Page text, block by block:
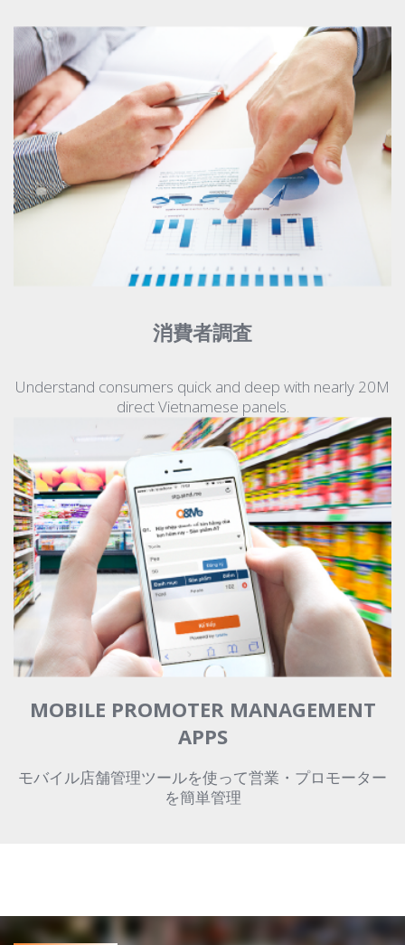
消費者調査
Understand consumers quick and deep with nearly 20M
direct Vietnamese panels.
MOBILE PROMOTER MANAGEMENT
APPS
モバイル店舗管理ツールを使って営業・プロモーター
を簡単管理